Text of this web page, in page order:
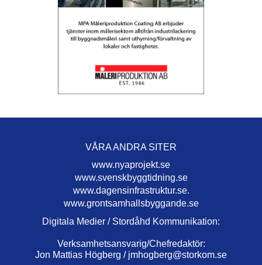
VÅRA ANDRA SITER
www.nyaprojekt.se
www.svenskbyggtidning.se
www.dagensinfrastruktur.se.
www.grontsamhallsbyggande.se
Digitala Medier / Stordåhd Kommunikation:
Verksamhetsansvarig/Chefredaktör:
Jon Mattias Högberg / jmhogberg@storkom.se